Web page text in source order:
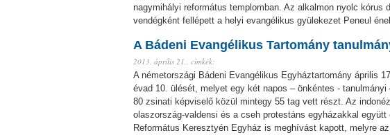
nagymihályi református templomban. Az alkalmon nyolc kórus
vendégként fellépett a helyi evangélikus gyülekezet Peneul
A Bádeni Evangélikus Tartomány
2013. április 21., címkék:
A németországi Bádeni Evangélikus Egyháztartomány április
évad 10. ülését, melyet egy két napos – önkéntes -
80 zsinati képviselő közül mintegy 55 tag vett részt. Az
olaszország-valdensi és a cseh protestáns egyházakkal
Református Keresztyén Egyház is meghívást kapott, melyre